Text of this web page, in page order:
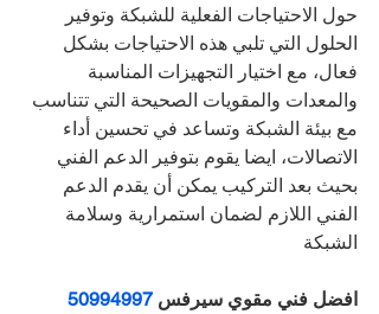
حول الاحتياجات الفعلية للشبكة وتوفير
الحلول التي تلبي هذه الاحتياجات بشكل
فعال، مع اختيار التجهيزات المناسبة
والمعدات والمقويات الصحيحة التي تتناسب
مع بيئة الشبكة وتساعد في تحسين أداء
الاتصالات، ايضا يقوم بتوفير الدعم الفني
بحيث بعد التركيب يمكن أن يقدم الدعم
الفني اللازم لضمان استمرارية وسلامة
الشبكة
افضل فني مقوي سيرفس 50994997